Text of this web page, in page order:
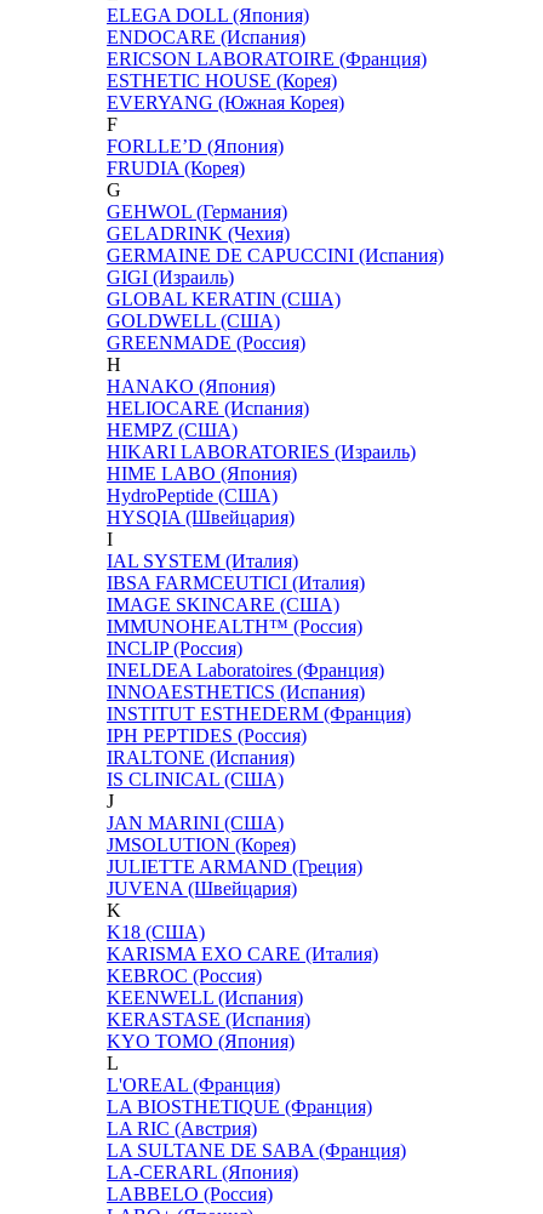
ELEGA DOLL (Япония)
ENDOCARE (Испания)
ERICSON LABORATOIRE (Франция)
ESTHETIC HOUSE (Корея)
EVERYANG (Южная Корея)
F
FORLLE’D (Япония)
FRUDIA (Корея)
G
GEHWOL (Германия)
GELADRINK (Чехия)
GERMAINE DE CAPUCCINI (Испания)
GIGI (Израиль)
GLOBAL KERATIN (США)
GOLDWELL (США)
GREENMADE (Россия)
H
HANAKO (Япония)
HELIOCARE (Испания)
HEMPZ (США)
HIKARI LABORATORIES (Израиль)
HIME LABO (Япония)
HydroPeptide (США)
HYSQIA (Швейцария)
I
IAL SYSTEM (Италия)
IBSA FARMCEUTICI (Италия)
IMAGE SKINCARE (США)
IMMUNOHEALTH™ (Россия)
INCLIP (Россия)
INELDEA Laboratoires (Франция)
INNOAESTHETICS (Испания)
INSTITUT ESTHEDERM (Франция)
IPH PEPTIDES (Россия)
IRALTONE (Испания)
IS CLINICAL (США)
J
JAN MARINI (США)
JMSOLUTION (Корея)
JULIETTE ARMAND (Греция)
JUVENA (Швейцария)
K
K18 (США)
KARISMA EXO CARE (Италия)
KEBROC (Россия)
KEENWELL (Испания)
KERASTASE (Испания)
KYO TOMO (Япония)
L
L'OREAL (Франция)
LA BIOSTHETIQUE (Франция)
LA RIC (Австрия)
LA SULTANE DE SABA (Франция)
LA-CERARL (Япония)
LABBELO (Россия)